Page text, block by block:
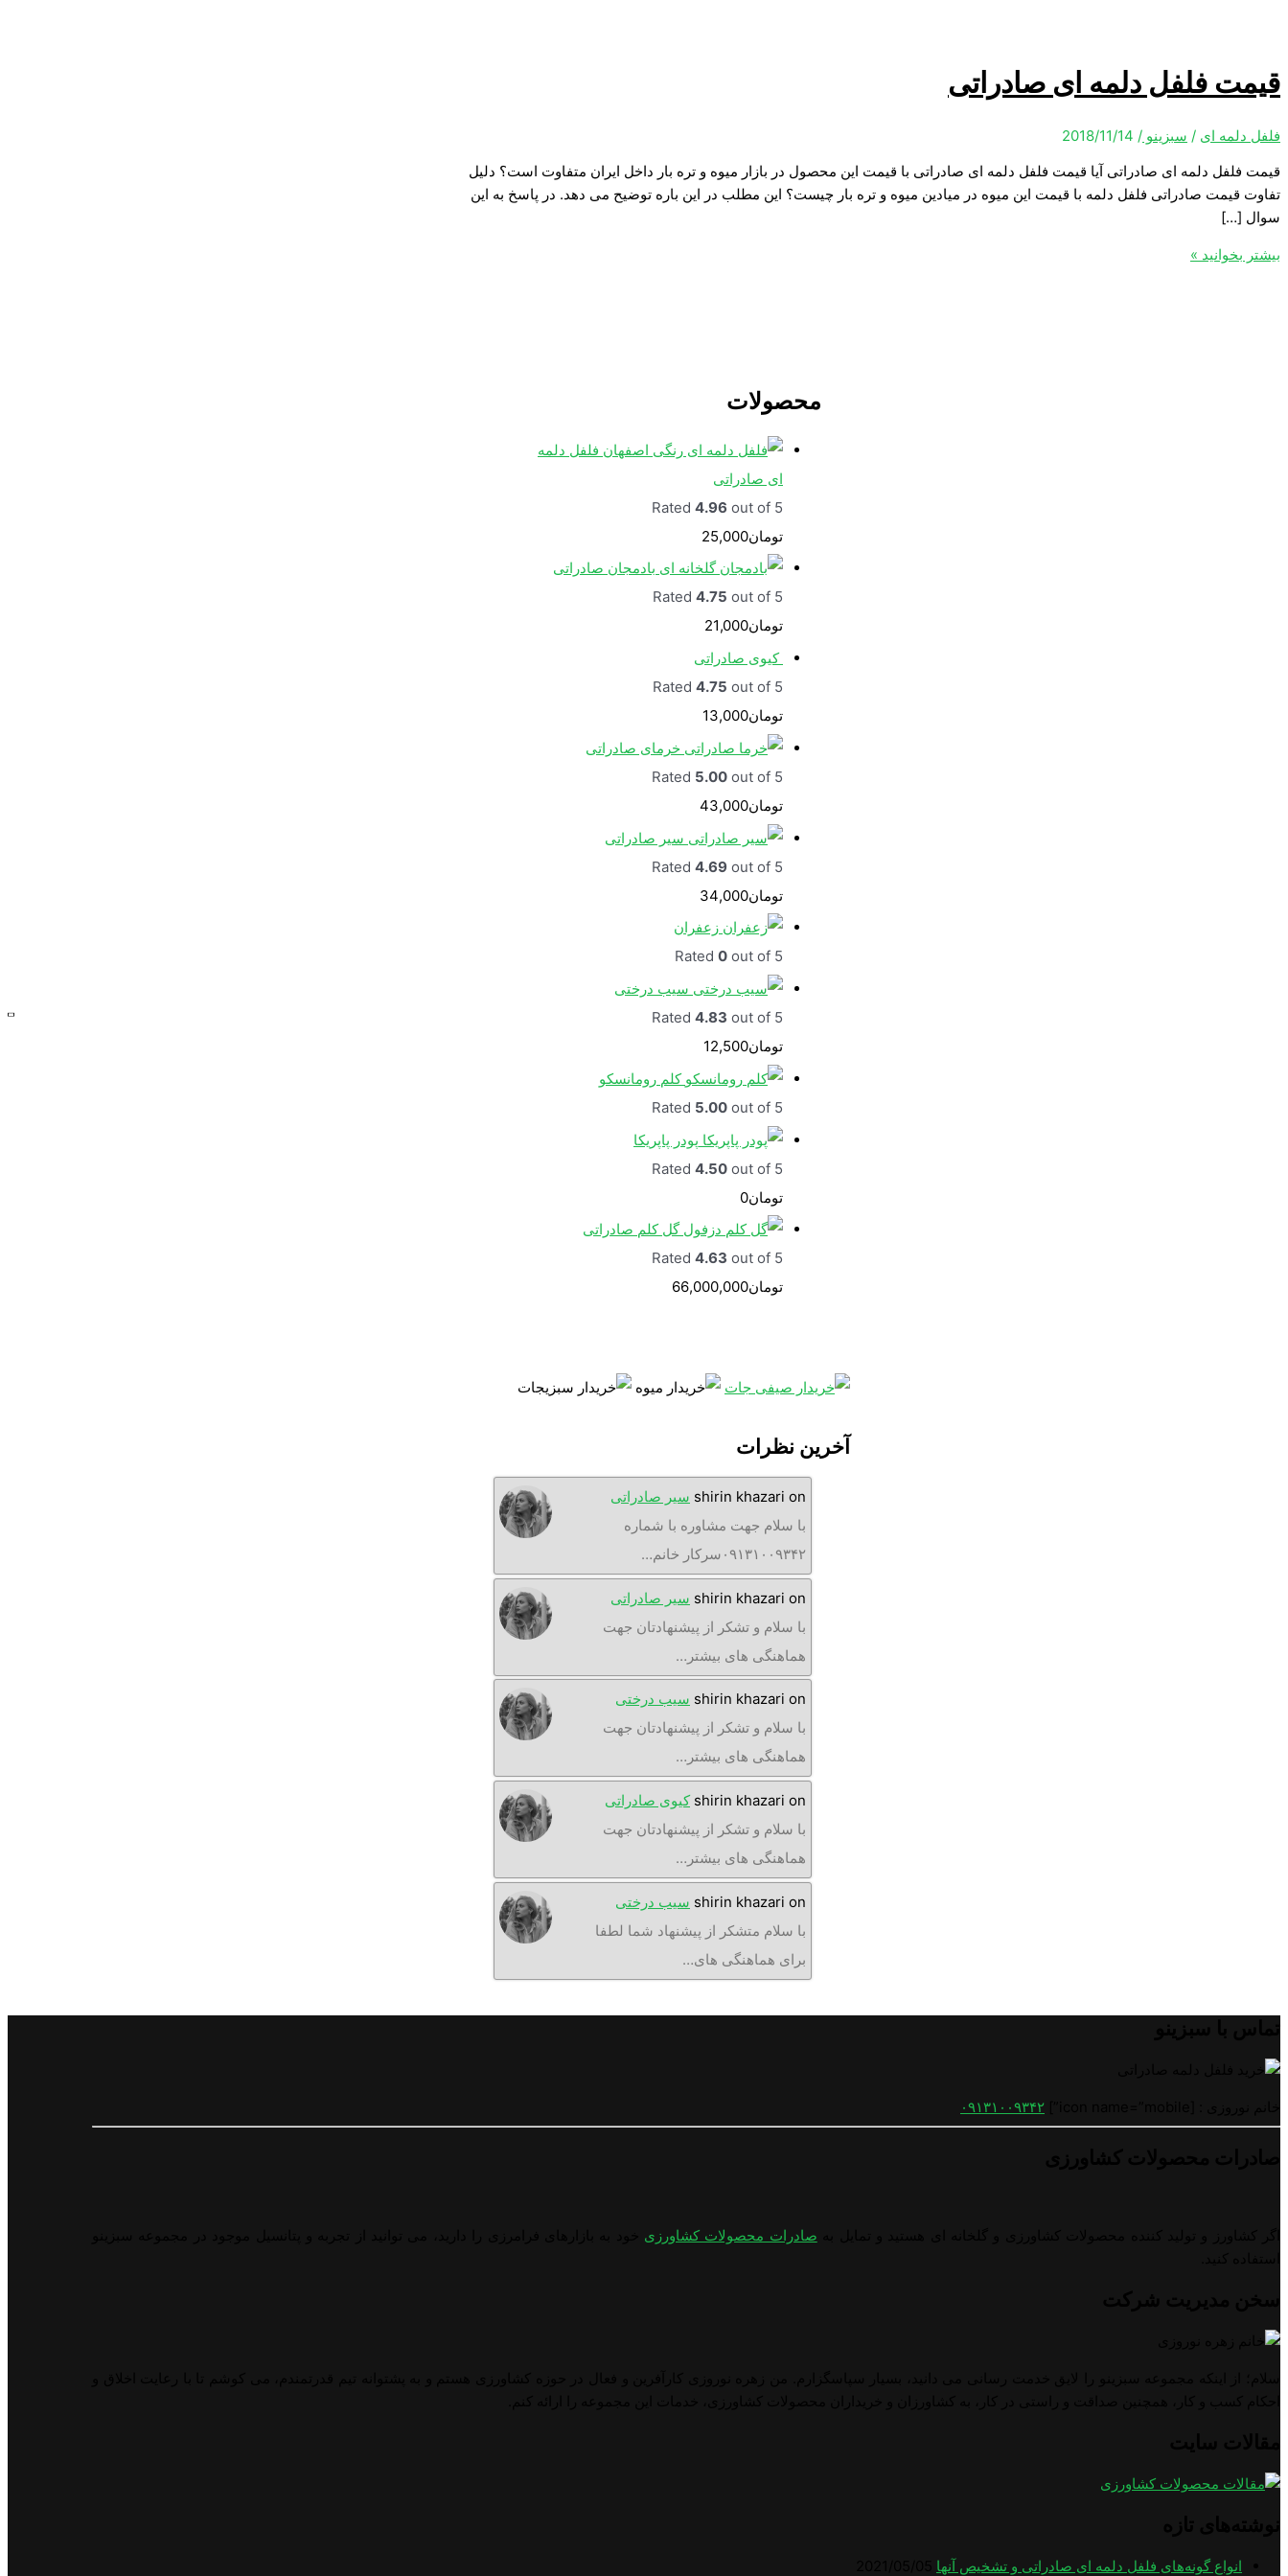
قیمت فلفل دلمه ای صادراتی
فلفل دلمه ای / سبزینو /
2018/11/14
قیمت فلفل دلمه ای صادراتی آیا قیمت فلفل دلمه ای صادراتی با قیمت این محصول در بازار میوه و تره بار داخل ایران متفاوت است؟ دلیل
تفاوت قیمت صادراتی فلفل دلمه با قیمت این میوه در میادین میوه و تره بار چیست؟ این مطلب در این باره توضیح می دهد. در پاسخ به این
سوال […]
بیشتر بخوانید »
محصولات
فلفل دلمه
ای صادراتی
Rated 4.96 out of 5
تومان25,000
بادمجان صادراتی
Rated 4.75 out of 5
تومان21,000
کیوی صادراتی
Rated 4.75 out of 5
تومان13,000
خرمای صادراتی
Rated 5.00 out of 5
تومان43,000
سیر صادراتی
Rated 4.69 out of 5
تومان34,000
زعفران
Rated 0 out of 5
سیب درختی
Rated 4.83 out of 5
تومان12,500
کلم رومانسکو
Rated 5.00 out of 5
پودر پاپریکا
Rated 4.50 out of 5
تومان0
گل کلم صادراتی
Rated 4.63 out of 5
تومان66,000,000
آخرین نظرات
shirin khazari on
سیر صادراتی
با سلام جهت مشاوره با شماره
۰۹۱۳۱۰۰۹۳۴۲سرکار خانم…
shirin khazari on
سیر صادراتی
با سلام و تشکر از پیشنهادتان جهت
هماهنگی های بیشتر…
shirin khazari on
سیب درختی
با سلام و تشکر از پیشنهادتان جهت
هماهنگی های بیشتر…
shirin khazari on
کیوی صادراتی
با سلام و تشکر از پیشنهادتان جهت
هماهنگی های بیشتر…
shirin khazari on
سیب درختی
با سلام متشکر از پیشنهاد شما لطفا
برای هماهنگی های…
۰۹۱۳۱۰۰۹۳۴۲
صادرات محصولات کشاورزی
انواع گونه‌های فلفل دلمه ای صادراتی و تشخیص آنها